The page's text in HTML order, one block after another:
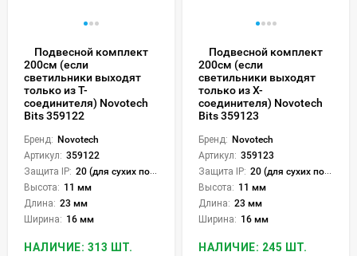
Подвесной комплект
200см (если
светильники выходят
только из Т-
соединителя) Novotech
Bits 359122
Бренд: Novotech
Артикул: 359122
Защита IP: 20 (для сухих пом.)
Высота: 11 мм
Длина: 23 мм
Ширина: 16 мм
НАЛИЧИЕ: 313 ШТ.
Подвесной комплект
200см (если
светильники выходят
только из Х-
соединителя) Novotech
Bits 359123
Бренд: Novotech
Артикул: 359123
Защита IP: 20 (для сухих пом.)
Высота: 11 мм
Длина: 23 мм
Ширина: 16 мм
НАЛИЧИЕ: 245 ШТ.